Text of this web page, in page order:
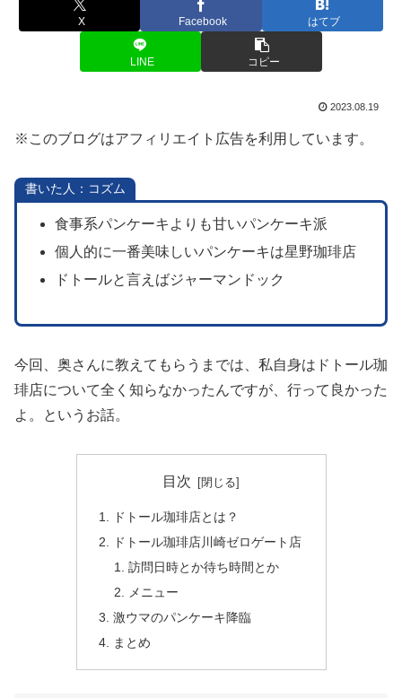
X Facebook はてブ
LINE コピー
2023.08.19
※このブログはアフィリエイト広告を利用しています。
書いた人：コズム
食事系パンケーキよりも甘いパンケーキ派
個人的に一番美味しいパンケーキは星野珈琲店
ドトールと言えばジャーマンドック
今回、奥さんに教えてもらうまでは、私自身はドトール珈
琲店について全く知らなかったんですが、行って良かった
よ。というお話。
目次
ドトール珈琲店とは？
ドトール珈琲店川崎ゼロゲート店
訪問日時とか待ち時間とか
メニュー
激ウマのパンケーキ降臨
まとめ